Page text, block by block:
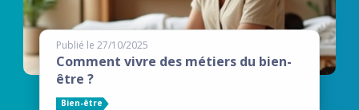
Publié le 27/10/2025
Comment vivre des métiers du bien-
être ?
Bien-être